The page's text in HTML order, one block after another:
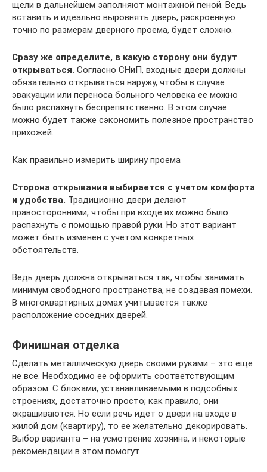
щели в дальнейшем заполняют монтажной пеной. Ведь
вставить и идеально выровнять дверь, раскроенную
точно по размерам дверного проема, будет сложно.
Сразу же определите, в какую сторону они будут
открываться. Согласно СНиП, входные двери должны
обязательно открываться наружу, чтобы в случае
эвакуации или переноса больного человека ее можно
было распахнуть беспрепятственно. В этом случае
можно будет также сэкономить полезное пространство
прихожей.
Как правильно измерить ширину проема
Сторона открывания выбирается с учетом комфорта
и удобства. Традиционно двери делают
правосторонними, чтобы при входе их можно было
распахнуть с помощью правой руки. Но этот вариант
может быть изменен с учетом конкретных
обстоятельств.
Ведь дверь должна открываться так, чтобы занимать
минимум свободного пространства, не создавая помехи.
В многоквартирных домах учитывается также
расположение соседних дверей.
Финишная отделка
Сделать металлическую дверь своими руками – это еще
не все. Необходимо ее оформить соответствующим
образом. С блоками, устанавливаемыми в подсобных
строениях, достаточно просто; как правило, они
окрашиваются. Но если речь идет о двери на входе в
жилой дом (квартиру), то ее желательно декорировать.
Выбор варианта – на усмотрение хозяина, и некоторые
рекомендации в этом помогут.